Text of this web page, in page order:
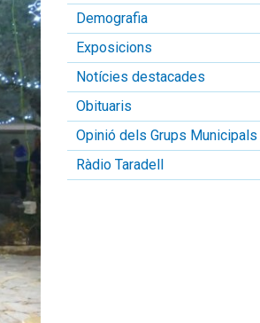
Demografia
Exposicions
Notícies destacades
Obituaris
Opinió dels Grups Municipals
Ràdio Taradell